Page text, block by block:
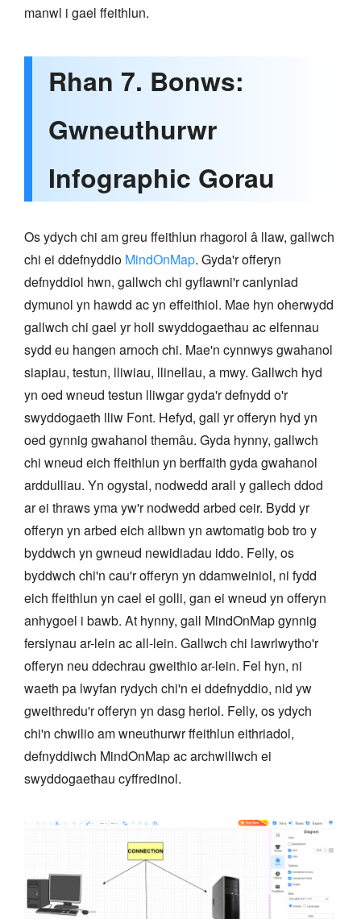
manwl i gael ffeithlun.
Rhan 7. Bonws:
Gwneuthurwr
Infographic Gorau
Os ydych chi am greu ffeithlun rhagorol â llaw, gallwch
chi ei ddefnyddio MindOnMap. Gyda'r offeryn
defnyddiol hwn, gallwch chi gyflawni'r canlyniad
dymunol yn hawdd ac yn effeithiol. Mae hyn oherwydd
gallwch chi gael yr holl swyddogaethau ac elfennau
sydd eu hangen arnoch chi. Mae'n cynnwys gwahanol
siapiau, testun, lliwiau, llinellau, a mwy. Gallwch hyd
yn oed wneud testun lliwgar gyda'r defnydd o'r
swyddogaeth lliw Font. Hefyd, gall yr offeryn hyd yn
oed gynnig gwahanol themâu. Gyda hynny, gallwch
chi wneud eich ffeithlun yn berffaith gyda gwahanol
arddulliau. Yn ogystal, nodwedd arall y gallech ddod
ar ei thraws yma yw'r nodwedd arbed ceir. Bydd yr
offeryn yn arbed eich allbwn yn awtomatig bob tro y
byddwch yn gwneud newidiadau iddo. Felly, os
byddwch chi'n cau'r offeryn yn ddamweiniol, ni fydd
eich ffeithlun yn cael ei golli, gan ei wneud yn offeryn
anhygoel i bawb. At hynny, gall MindOnMap gynnig
fersiynau ar-lein ac all-lein. Gallwch chi lawrlwytho'r
offeryn neu ddechrau gweithio ar-lein. Fel hyn, ni
waeth pa lwyfan rydych chi'n ei ddefnyddio, nid yw
gweithredu'r offeryn yn dasg heriol. Felly, os ydych
chi'n chwilio am wneuthurwr ffeithlun eithriadol,
defnyddiwch MindOnMap ac archwiliwch ei
swyddogaethau cyffredinol.